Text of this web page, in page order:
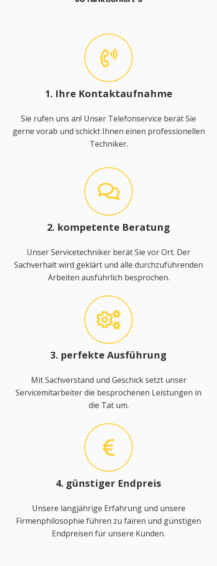
1. Ihre Kontaktaufnahme
Sie rufen uns an! Unser Telefonservice berät Sie
gerne vorab und schickt Ihnen einen professionellen
Techniker.
2. kompetente Beratung
Unser Servicetechniker berät Sie vor Ort. Der
Sachverhalt wird geklärt und alle durchzuführenden
Arbeiten ausführlich besprochen.
3. perfekte Ausführung
Mit Sachverstand und Geschick setzt unser
Servicemitarbeiter die besprochenen Leistungen in
die Tat um.
4. günstiger Endpreis
Unsere langjährige Erfahrung und unsere
Firmenphilosophie führen zu fairen und günstigen
Endpreisen für unsere Kunden.